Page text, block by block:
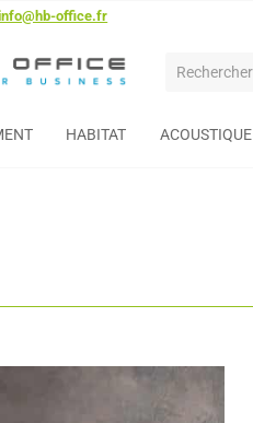
office.fr
HABITAT ACOUSTIQUE